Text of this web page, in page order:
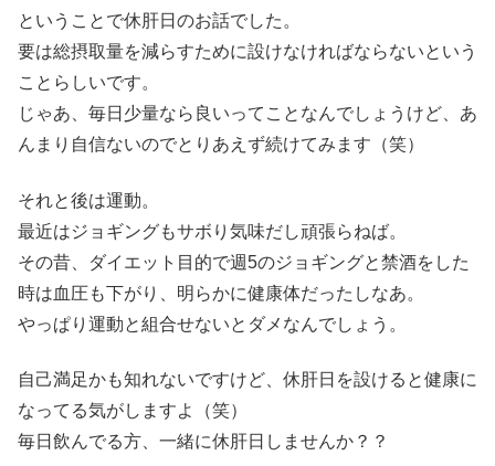
ということで休肝日のお話でした。
要は総摂取量を減らすために設けなければならないという
ことらしいです。
じゃあ、毎日少量なら良いってことなんでしょうけど、あ
んまり自信ないのでとりあえず続けてみます（笑）
それと後は運動。
最近はジョギングもサボり気味だし頑張らねば。
その昔、ダイエット目的で週5のジョギングと禁酒をした
時は血圧も下がり、明らかに健康体だったしなあ。
やっぱり運動と組合せないとダメなんでしょう。
自己満足かも知れないですけど、休肝日を設けると健康に
なってる気がしますよ（笑）
毎日飲んでる方、一緒に休肝日しませんか？？